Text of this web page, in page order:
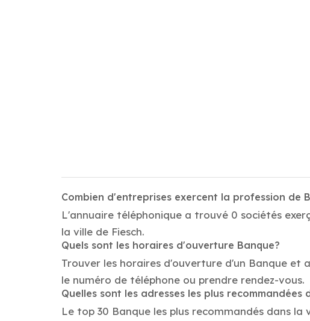
Combien d'entreprises exercent la profession de
L'annuaire téléphonique a trouvé 0 sociétés
la ville de Fiesch.
Quels sont les horaires d'ouverture Banque?
Trouver les horaires d'ouverture d'un Banque et
le numéro de téléphone ou prendre rendez-vous.
Quelles sont les adresses les plus recommandées
Le top 30 Banque les plus recommandés dans